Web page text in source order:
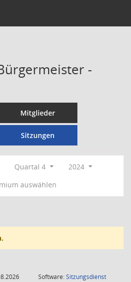
-
Mitglieder
Sitzungen
Quartal 4
2024
auswählen
Software:Sitzungsdienst